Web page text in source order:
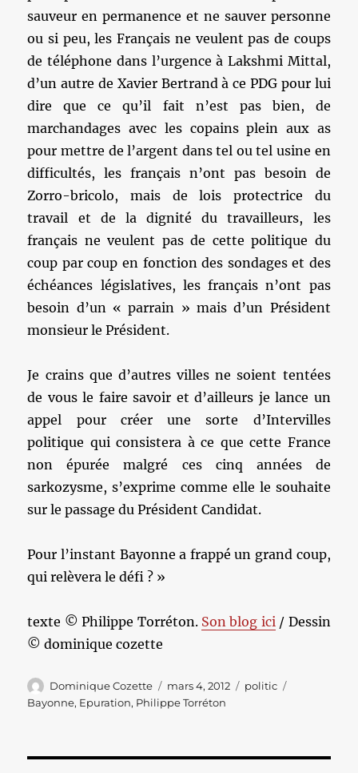
sauveur en permanence et ne sauver personne
ou si peu, les Français ne veulent pas de coups
de téléphone dans l’urgence à Lakshmi Mittal,
d’un autre de Xavier Bertrand à ce PDG pour lui
dire que ce qu’il fait n’est pas bien, de
marchandages avec les copains plein aux as
pour mettre de l’argent dans tel ou tel usine en
difficultés, les français n’ont pas besoin de
Zorro-bricolo, mais de lois protectrice du
travail et de la dignité du travailleurs, les
français ne veulent pas de cette politique du
coup par coup en fonction des sondages et des
échéances législatives, les français n’ont pas
besoin d’un « parrain » mais d’un Président
monsieur le Président.
Je crains que d’autres villes ne soient tentées
de vous le faire savoir et d’ailleurs je lance un
appel pour créer une sorte d’Intervilles
politique qui consistera à ce que cette France
non épurée malgré ces cinq années de
sarkozysme, s’exprime comme elle le souhaite
sur le passage du Président Candidat.
Pour l’instant Bayonne a frappé un grand coup,
qui relèvera le défi ? »
texte © Philippe Torréton. Son blog ici/ Dessin
© dominique cozette
Auteur
Dominique Cozette
Publié
le
mars 4, 2012 Catégories
politic
Bayonne, Epuration, Philippe Torréton